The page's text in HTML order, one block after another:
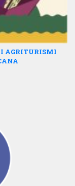
AGRITURISMI